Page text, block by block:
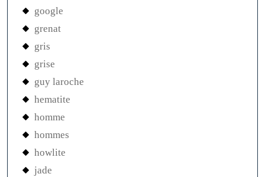
google
grenat
gris
grise
guy laroche
hematite
homme
hommes
howlite
jade